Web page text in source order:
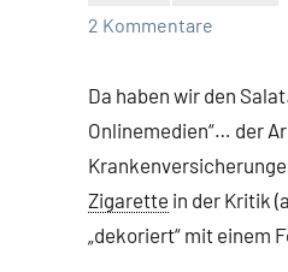
2 Kommentare
Da haben wir den
Onlinemedien“… der
Zigarette in der Kritik
„dekoriert“ mit einem